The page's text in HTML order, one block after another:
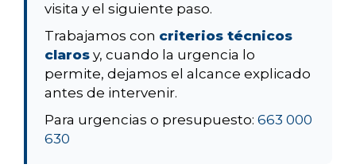
visita y el siguiente paso.
Trabajamos con criterios técnicos
claros y, cuando la urgencia lo
permite, dejamos el alcance explicado
antes de intervenir.
Para urgencias o presupuesto: 663 000
630